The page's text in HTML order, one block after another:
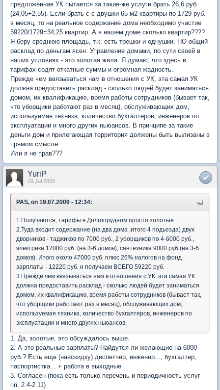
предложенная УК пытается за такие-же услуги брать 26,6 руб
(24,05+2,55). Если брать с с двушки 65 м2 квартиры по 1729 руб.
в месяц, то на реальное содержание дома необходимо участие
59220/1729=34,25 квартир. А в нашем доме сколько квартир????
Я беру среднюю площадь, т.к. есть трешки и однушки. НО общий
расклад по деньгам ясен. Управление домами, по сути своей в
наших условиях - это золотая жила. Я думаю, что здесь в
тарифах содят откатные суммы и огромная жадность.
Прежде чем ввязываться нам в отношения с УК, эта самая УК
должна предоставить расклад - сколько людей будет заниматься
домом, их квалификацию, время работы сотрудников (бывает так,
что уборщики работают раз в месяц), обслуживающих дом,
используемая техника, количество бухгалтеров, инженеров по
эксплуатации и много других ньюансов. В принципе за такие
деньги дом и прилегающая территория должены быть вылизаны в
прямом смысле.
Или я не прав???
YuriP
19 Jul 2009
PAS, on 19.07.2009 - 12:34:
1.Получаются, тарифы в Долгопрудном просто золотые.
2.Туда входит содержание (на два дома ,итого 4 подьезда) двух
дворников - таджиков по 7000 руб., 2 уборщиков по 4-6000 руб.,
электрика 12000 руб. (на 3-6 домов), сантехника 9000 руб.(на 3-6
домов). Итого около 47000 руб. плюс 26% налогов на фонд
зарплаты - 12220 руб. и получаем ВСЕГО 59220 руб.
3.Прежде чем ввязываться нам в отношения с УК, эта самая УК
должна предоставить расклад - сколько людей будет заниматься
домом, их квалификацию, время работы сотрудников (бывает так,
что уборщики работают раз в месяц), обслуживающих дом,
используемая техника, количество бухгалтеров, инженеров по
эксплуатации и много других ньюансов.
1. Да, золотые, это обсуждалось выше.
2. А это реальные зарплаты? Найдутся ли желающие на 6000
руб.? Есть еще (навскидку) диспетчер, инженер..., бухгалтер,
паспортистка... + работа в выходные
3. Согласен (пока есть только перечень и периодичность услуг -
пп. 2.4-2.11)